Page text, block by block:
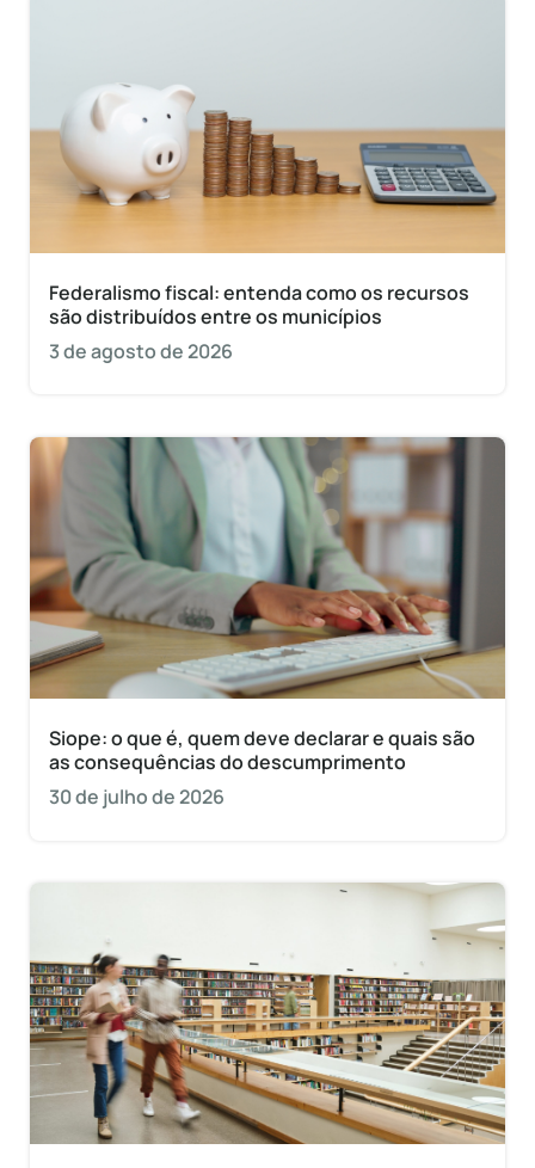
Federalismo fiscal: entenda como os recursos
são distribuídos entre os municípios
3 de agosto de 2026
Siope: o que é, quem deve declarar e quais são
as consequências do descumprimento
30 de julho de 2026